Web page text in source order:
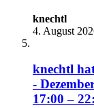
knechtl
4. August
knechtl
-
17:00 –